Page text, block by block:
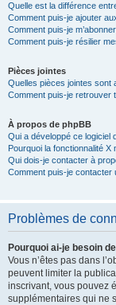
Quelle est la différence
Comment puis-je ajouter
Comment puis-je
Comment puis-je résilier
Pièces jointes
Quelles pièces jointes sont
Comment puis-je retrouver
À propos de phpBB
Qui a développé ce logiciel
Pourquoi la fonctionnalité X
Qui dois-je contacter à
Comment puis-je contacter
Problèmes de
Pourquoi ai-je besoin
Vous n’êtes pas dans
peuvent limiter la
inscrivant, vous pouvez
supplémentaires qui ne